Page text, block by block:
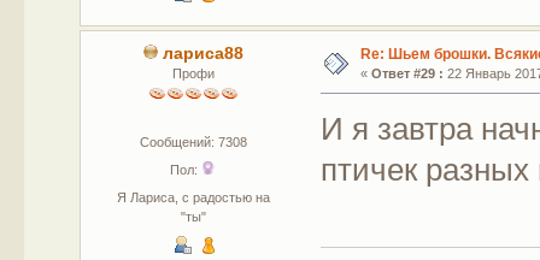
лариса88
Профи
Сообщений: 7308
Пол:
Я Лариса, с радостью на
"ты"
Re: Шьем брошки.
« Ответ #29 : 22 Январь
И я завтра
птичек